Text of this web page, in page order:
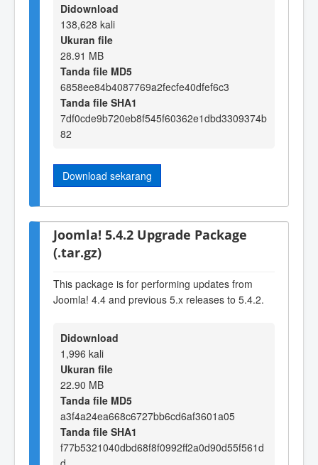
Didownload
138,628 kali
Ukuran file
28.91 MB
Tanda file MD5
6858ee84b4087769a2fecfe40dfef6c3
Tanda file SHA1
7df0cde9b720eb8f545f60362e1dbd3309374b
82
Download sekarang
Joomla! 5.4.2 Upgrade Package
(.tar.gz)
This package is for performing updates from
Joomla! 4.4 and previous 5.x releases to 5.4.2.
Didownload
1,996 kali
Ukuran file
22.90 MB
Tanda file MD5
a3f4a24ea668c6727bb6cd6af3601a05
Tanda file SHA1
f77b5321040dbd68f8f0992ff2a0d90d55f561d